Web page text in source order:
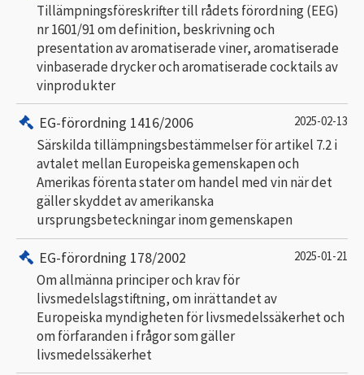
Tillämpningsföreskrifter till rådets förordning (EEG)
nr 1601/91 om definition, beskrivning och
presentation av aromatiserade viner, aromatiserade
vinbaserade drycker och aromatiserade cocktails av
vinprodukter
EG-förordning 1416/2006 2025-02-13
Särskilda tillämpningsbestämmelser för artikel 7.2 i
avtalet mellan Europeiska gemenskapen och
Amerikas förenta stater om handel med vin när det
gäller skyddet av amerikanska
ursprungsbeteckningar inom gemenskapen
EG-förordning 178/2002 2025-01-21
Om allmänna principer och krav för
livsmedelslagstiftning, om inrättandet av
Europeiska myndigheten för livsmedelssäkerhet och
om förfaranden i frågor som gäller
livsmedelssäkerhet